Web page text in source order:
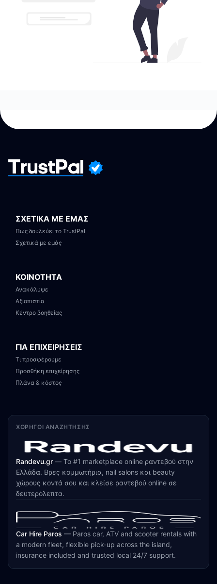
ΣΧΕΤΙΚΑ ΜΕ ΕΜΑΣ
Πως δουλεύει το TrustPal
Σχετικά με εμάς
ΚΟΙΝΟΤΗΤΑ
Ανακάλυψε
Αξιοπιστία
Κέντρο βοηθείας
ΓΙΑ ΕΠΙΧΕΙΡΗΣΕΙΣ
Τι προσφέρουμε
Προσθήκη επιχείρησης
Πλάνα & κόστος
ΧΟΡΗΓΟΊ ΑΝΑΖΉΤΗΣΗΣ
Randevu.gr — Το #1 marketplace online ραντεβού στην
Ελλάδα. Βρες κομμωτήρια, nail salons και beauty
χώρους κοντά σου και κλείσε ραντεβού online σε
δευτερόλεπτα.
Car Hire Paros — Paros car, ATV and scooter rentals with
a modern fleet, flexible pick-up across the island,
insurance included and trusted local 24/7 support.